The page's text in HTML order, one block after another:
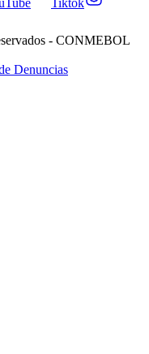
- CONMEBOL
Denuncias